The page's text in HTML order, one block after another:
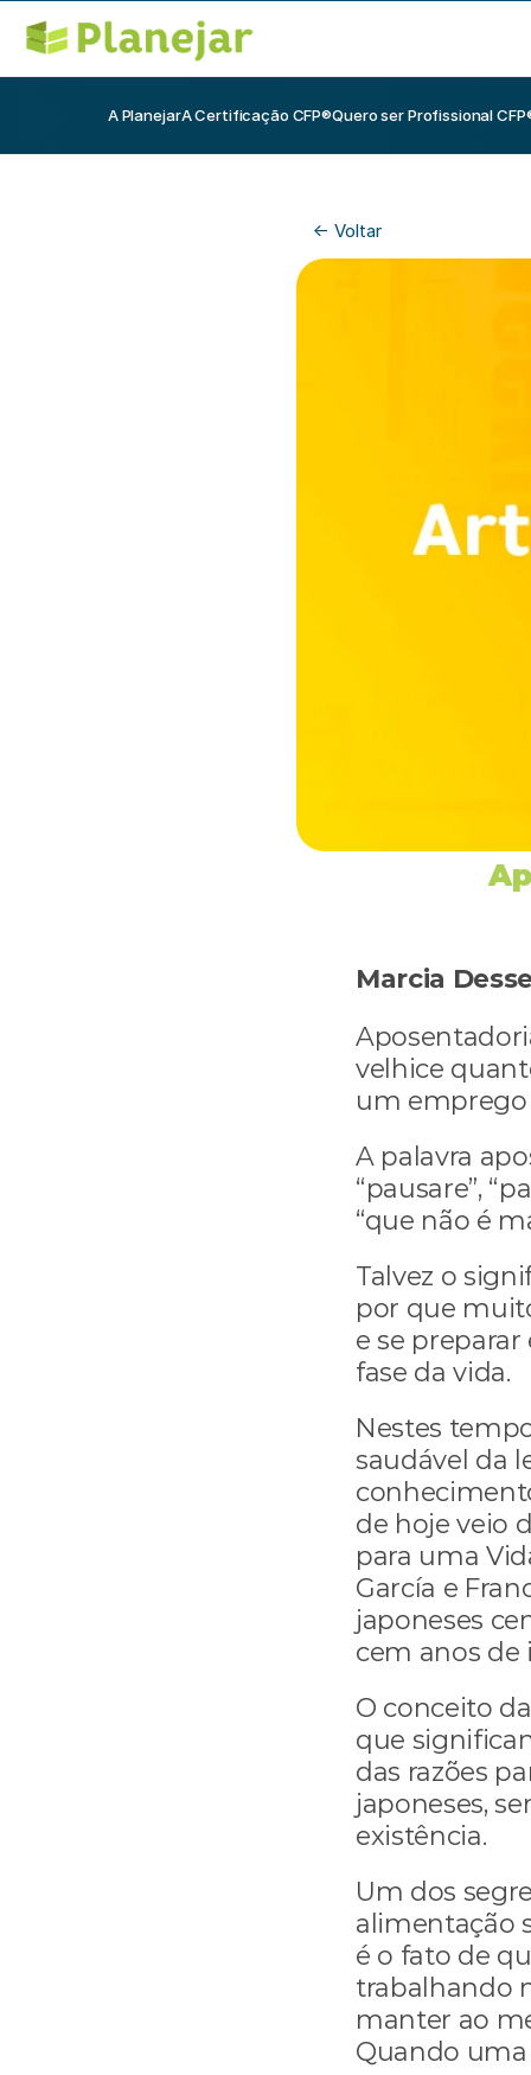
A PlanejarA Certificação CFP®Quero ser Profissional
<- Voltar
Marcia
velhice
um
A palavra
“pausare”,
“que não é
Talvez o
por que
e se
fase da vida.
Nestes
saudável da
de hoje veio
para uma
García e
japoneses
cem anos de
O conceito
que
das razões
japoneses,
existência.
Um dos
alimentação
é o fato de
trabalhando
manter ao
Quando uma